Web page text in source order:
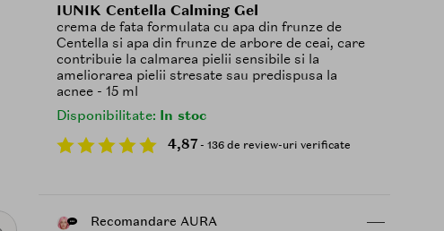
IUNIK Centella Calming Gel
crema de fata formulata cu apa din frunze de
Centella si apa din frunze de arbore de ceai, care
contribuie la calmarea pielii sensibile si la
ameliorarea pielii stresate sau predispusa la
acnee - 15 ml
Disponibilitate: In stoc
4,87 - 136 de review-uri verificate
Recomandare AURA